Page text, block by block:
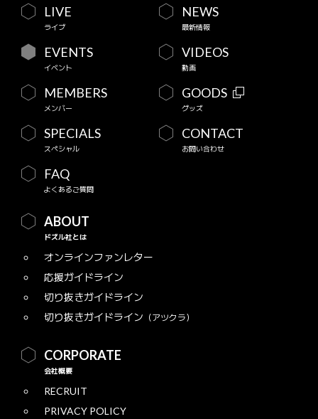
LIVE
ライブ
NEWS
最新情報
EVENTS
イベント
VIDEOS
動画
MEMBERS
メンバー
GOODS
グッズ
SPECIALS
スペシャル
CONTACT
お問い合わせ
FAQ
よくあるご質問
ABOUT
ドズル社とは
オンラインファンレター
応援ガイドライン
切り抜きガイドライン
切り抜きガイドライン （アツクラ）
CORPORATE
会社概要
RECRUIT
PRIVACY POLICY